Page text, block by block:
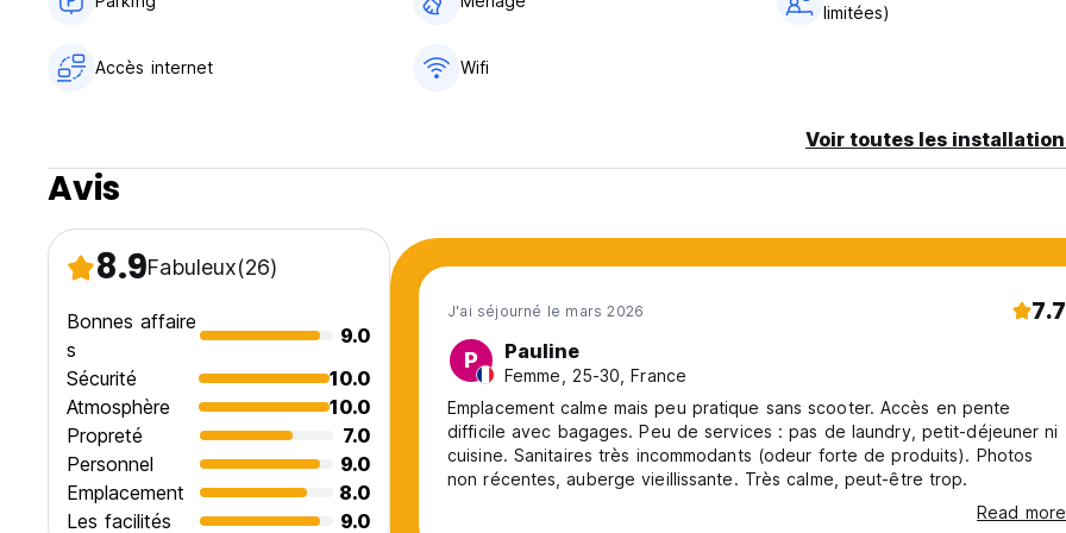
limitées)
Accès internet Wifi
Voir toutes les
Avis
8.9Fabuleux(26)
Bonnes affaire
s
9.0
Sécurité
10.0
Atmosphère
10.0
Propreté
7.0
Personnel
9.0
Emplacement
8.0
Les facilités
9.0
J'ai séjourné le mars 2026 7.7
P Pauline
Femme, 25-30, France
Emplacement calme mais peu pratique sans scooter. Accès en pente
difficile avec bagages. Peu de services : pas de laundry, petit-déjeuner ni
cuisine. Sanitaires très incommodants (odeur forte de produits). Photos
non récentes, auberge vieillissante. Très calme, peut-être trop.
Read more